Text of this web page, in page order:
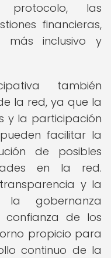
las
financieras,
más inclusivo y
también
la red, ya que la
y la participación
facilitar la
de posibles
en la red.
y la
la gobernanza
de los
propicio para
continuo de la